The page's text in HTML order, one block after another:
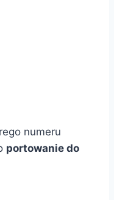
numeru
portowanie do